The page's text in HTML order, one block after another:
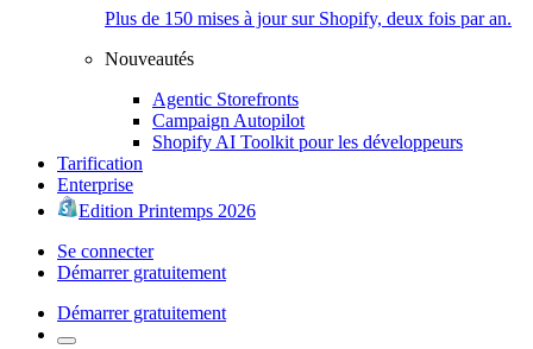
Plus de 150 mises à jour sur Shopify, deux fois par an.
Nouveautés
Agentic Storefronts
Campaign Autopilot
Shopify AI Toolkit pour les développeurs
Tarification
Enterprise
Edition Printemps 2026
Se connecter
Démarrer gratuitement
Démarrer gratuitement